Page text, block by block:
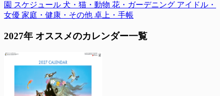
園 スケジュール 犬・猫・動物 花・ガーデニング アイドル・
女優 家庭・健康・その他 卓上・手帳
2027年 オススメのカレンダー一覧